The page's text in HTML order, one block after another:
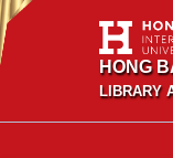
HONG
LIBRARY